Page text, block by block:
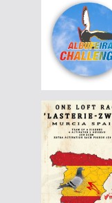
PT-6125576-26|60 EUR
DERBY BORRACHOS 2026 - 3A